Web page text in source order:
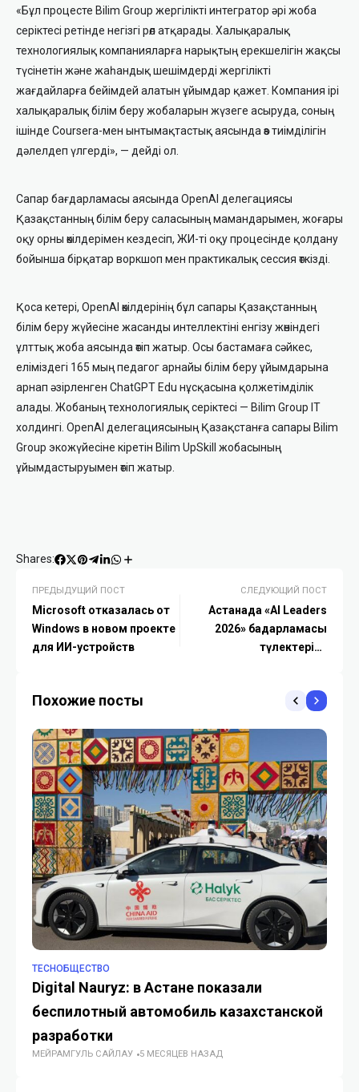
«Бұл процесте Bilim Group жергілікті интегратор әрі жоба
серіктесі ретінде негізгі рөл атқарады. Халықаралық
технологиялық компанияларға нарықтың ерекшелігін жақсы
түсінетін және жаһандық шешімдерді жергілікті
жағдайларға бейімдей алатын ұйымдар қажет. Компания ірі
халықаралық білім беру жобаларын жүзеге асыруда, соның
ішінде Coursera-мен ынтымақтастық аясында өз тиімділігін
дәлелдеп үлгерді», — дейді ол.
Сапар бағдарламасы аясында OpenAI делегациясы
Қазақстанның білім беру саласының мамандарымен, жоғары
оқу орны өкілдерімен кездесіп, ЖИ-ті оқу процесінде қолдану
бойынша бірқатар воркшоп мен практикалық сессия өткізді.
Қоса кетері, OpenAI өкілдерінің бұл сапары Қазақстанның
білім беру жүйесіне жасанды интеллектіні енгізу жөніндегі
ұлттық жоба аясында өтіп жатыр. Осы бастамаға сәйкес,
еліміздегі 165 мың педагог арнайы білім беру ұйымдарына
арнап әзірленген ChatGPT Edu нұсқасына қолжетімділік
алады. Жобаның технологиялық серіктесі — Bilim Group IT
холдингі. OpenAI делегациясының Қазақстанға сапары Bilim
Group экожүйесіне кіретін Bilim UpSkill жобасының
ұйымдастыруымен өтіп жатыр.
Shares:
ПРЕДЫДУЩИЙ ПОСТ
Microsoft отказалась от
Windows в новом проекте
для ИИ-устройств
СЛЕДУЮЩИЙ ПОСТ
Астанада «AI Leaders
2026» бағдарламасы
түлектеріне
Похожие посты
TECHОБЩЕСТВО
Digital Nauryz: в Астане показали
беспилотный автомобиль казахстанской
разработки
МЕЙРАМГУЛЬ САЙЛАУ 5 МЕСЯЦЕВ НАЗАД